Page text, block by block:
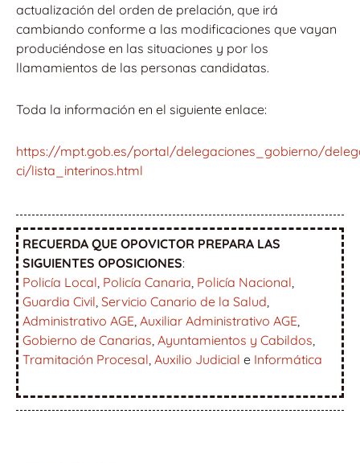
actualización del orden de prelación, que irá
cambiando conforme a las modificaciones que vayan
produciéndose en las situaciones y por los
llamamientos de las personas candidatas.
Toda la información en el siguiente enlace:
https://mpt.gob.es/portal/delegaciones_gobierno/
ci/lista_interinos.html
RECUERDA QUE OPOVICTOR PREPARA LAS
SIGUIENTES OPOSICIONES:
Policía Local, Policía Canaria, Policía Nacional,
Guardia Civil, Servicio Canario de la Salud,
Administrativo AGE, Auxiliar Administrativo AGE,
Gobierno de Canarias, Ayuntamientos y Cabildos,
Tramitación Procesal, Auxilio Judicial e Informática